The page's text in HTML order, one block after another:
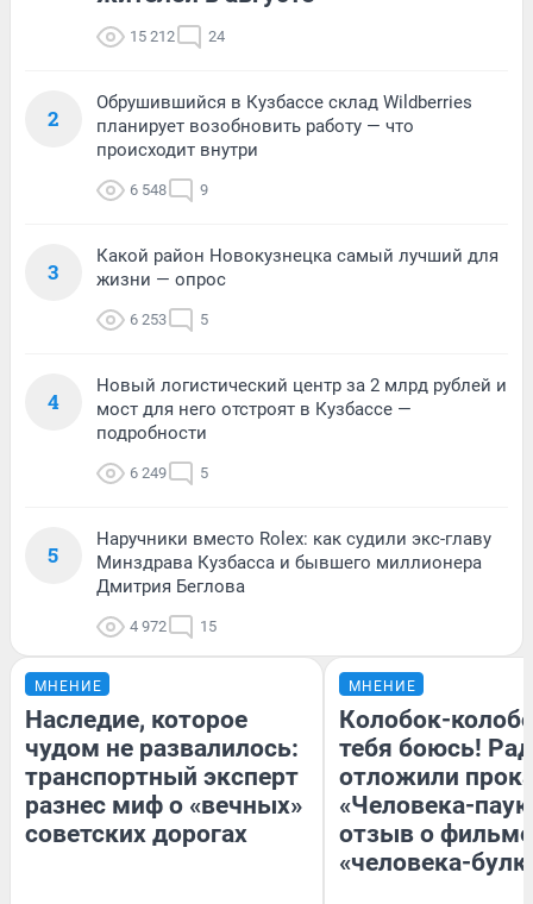
15 212 24
2
Обрушившийся в Кузбассе склад Wildberries
планирует возобновить работу — что
происходит внутри
6 548 9
3
Какой район Новокузнецка самый лучший для
жизни — опрос
6 253 5
4
Новый логистический центр за 2 млрд рублей и
мост для него отстроят в Кузбассе —
подробности
6 249 5
5
Наручники вместо Rolex: как судили экс-главу
Минздрава Кузбасса и бывшего миллионера
Дмитрия Беглова
4 972 15
МНЕНИЕ
Наследие, которое
чудом не развалилось:
транспортный эксперт
разнес миф о «вечных»
советских дорогах
МНЕНИЕ
Колобок-
тебя боюсь!
отложили
«Человека-
отзыв о
«человека-